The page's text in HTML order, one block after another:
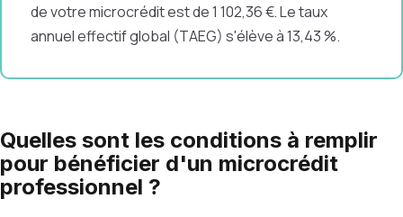
de votre microcrédit est de 1 102,36 €. Le taux
annuel effectif global (TAEG) s'élève à 13,43 %.
Quelles sont les conditions à remplir
pour bénéficier d'un microcrédit
professionnel ?